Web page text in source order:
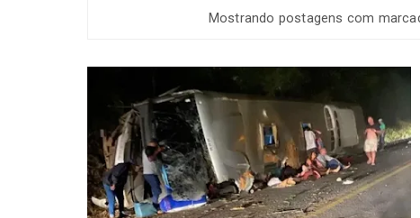
Mostrando postagens com